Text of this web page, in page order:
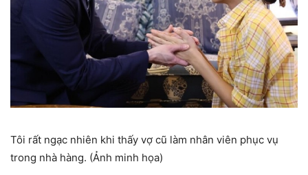
Tôi rất ngạc nhiên khi thấy vợ cũ làm nhân viên phục vụ
trong nhà hàng. (Ảnh minh họa)